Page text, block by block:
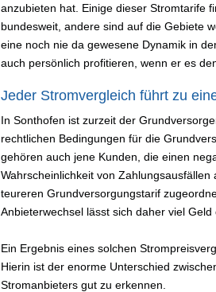
anzubieten hat. Einige dieser Stromtarife
bundesweit, andere sind auf die Gebiete
eine noch nie da gewesene Dynamik in
auch persönlich profitieren, wenn er es
Jeder Stromvergleich führt zu
In Sonthofen ist zurzeit der
rechtlichen Bedingungen für die
gehören auch jene Kunden, die einen
Wahrscheinlichkeit von
teureren Grundversorgungstarif
Anbieterwechsel lässt sich daher viel Geld
Ein Ergebnis eines solchen
Hierin ist der enorme Unterschied
Stromanbieters gut zu erkennen.